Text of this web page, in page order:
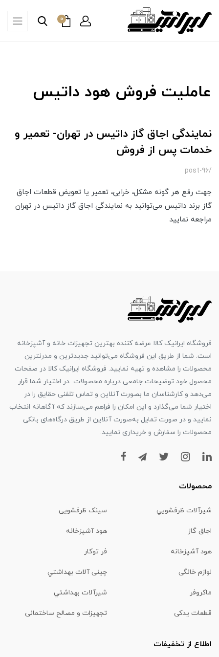
0
عاملیت فروش هود داتیس
نمایندگی اجاق گاز داتیس در تهران- تعمیر و
خدمات پس از فروش
/post-96
جهت رفع هر گونه مشکل، خرابی، تعمیر یا تعویض قطعات اجاق
گاز برند داتیس می‌توانید به نمایندگی اجاق گاز داتیس در تهران
مراجعه نمایید
فروشگاه ایرانیک کالا عرضه کننده بهترین تجهیزات خانه و آشپزخانه
است. شما از طریق این فروشگاه می‌توانید جدیدترین و مدرنترین
محصولات را مشاهده و تهیه نمایید. فروشگاه ایرانیک کالا در صفحات
محصول خود توضیحات جامعی درباره محصولات در اختیار شما قرار
می‌دهد و کارشناسان ما بصورت آنلاین و تماس تلفنی حقایق را در
اختیار شما می‌گذارد و این امکان را فراهم می‌سازند که آگاهانه انتخاب
نمایید و در صورت تمایل به‌صورت آنلاین از طریق درگاه‌های بانکی
محصولات را سفارش و خریداری نمایید.
محصولات
شیرآلات ظرفشويي سینک ظرفشویی
اجاق گاز هود آشپزخانه
هود آشپزخانه فر توکار
لوازم خانگی چینی آلات بهداشتي
ماكروفر شیرآلات بهداشتي
قطعات یدکی تجهیزات و مصالح ساختمانی
اطلاع از تخفیفات